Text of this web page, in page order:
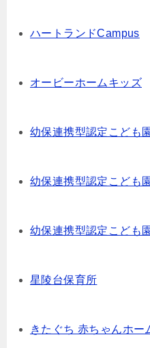
ハートランドCampus
オービーホームキッズ
幼保連携型認定こども
幼保連携型認定こども
幼保連携型認定こども
星陵台保育所
きたぐち 赤ちゃんホー